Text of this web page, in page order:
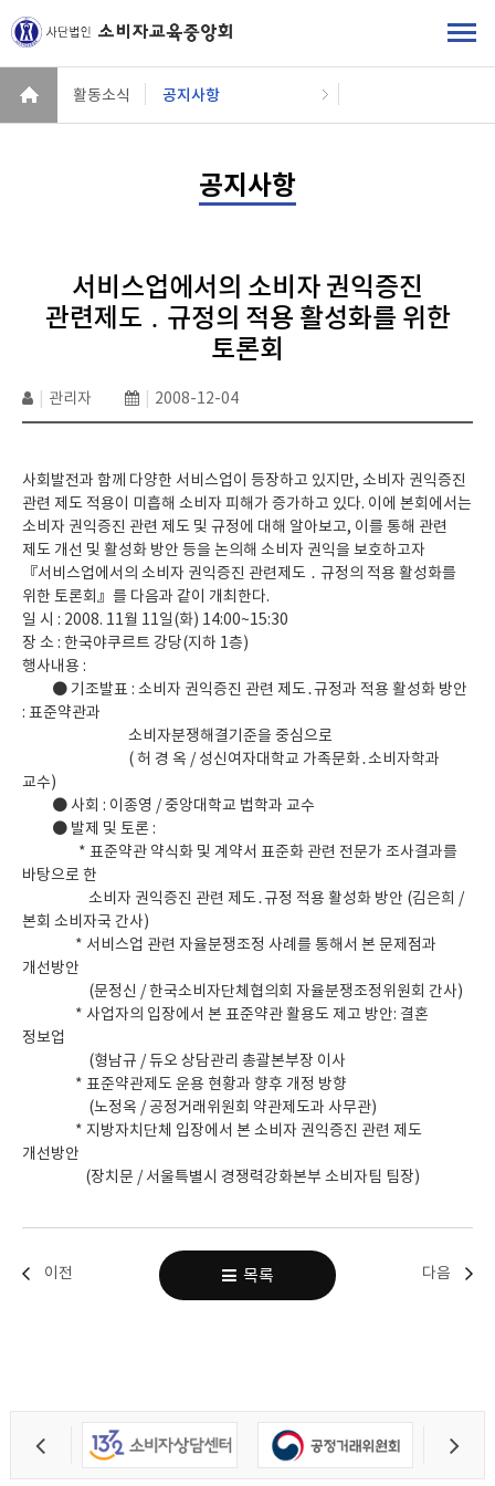
활동소식 공지사항
공지사항
서비스업에서의 소비자 권익증진
관련제도 ․ 규정의 적용 활성화를 위한
토론회
관리자 2008-12-04
사회발전과 함께 다양한 서비스업이 등장하고 있지만, 소비자 권익증진
관련 제도 적용이 미흡해 소비자 피해가 증가하고 있다. 이에 본회에서는
소비자 권익증진 관련 제도 및 규정에 대해 알아보고, 이를 통해 관련
제도 개선 및 활성화 방안 등을 논의해 소비자 권익을 보호하고자
『서비스업에서의 소비자 권익증진 관련제도 ․ 규정의 적용 활성화를
위한 토론회』를 다음과 같이 개최한다.
일 시 : 2008. 11월 11일(화) 14:00~15:30
장 소 : 한국야쿠르트 강당(지하 1층)
행사내용 :
● 기조발표 : 소비자 권익증진 관련 제도․규정과 적용 활성화 방안
: 표준약관과
소비자분쟁해결기준을 중심으로
( 허 경 옥 / 성신여자대학교 가족문화․소비자학과
교수)
● 사회 : 이종영 / 중앙대학교 법학과 교수
● 발제 및 토론 :
* 표준약관 약식화 및 계약서 표준화 관련 전문가 조사결과를
바탕으로 한
소비자 권익증진 관련 제도․규정 적용 활성화 방안 (김은희 /
본회 소비자국 간사)
* 서비스업 관련 자율분쟁조정 사례를 통해서 본 문제점과
개선방안
(문정신 / 한국소비자단체협의회 자율분쟁조정위원회 간사)
* 사업자의 입장에서 본 표준약관 활용도 제고 방안: 결혼
정보업
(형남규 / 듀오 상담관리 총괄본부장 이사
* 표준약관제도 운용 현황과 향후 개정 방향
(노정옥 / 공정거래위원회 약관제도과 사무관)
* 지방자치단체 입장에서 본 소비자 권익증진 관련 제도
개선방안
(장치문 / 서울특별시 경쟁력강화본부 소비자팀 팀장)
이전 다음
목록